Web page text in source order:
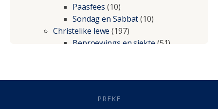
Paasfees (10)
Sondag en Sabbat(10)
Christelike lewe (197)
Beproewings en siekte(51)
Geestelike Groei(10)
(21)PREKE